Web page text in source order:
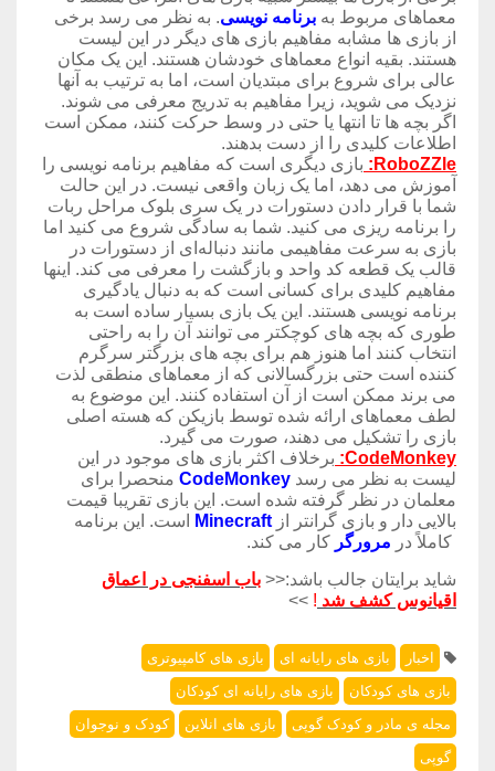
معماهای مربوط به برنامه نویسی. به نظر می رسد برخی
از بازی ها مشابه مفاهیم بازی های دیگر در این لیست
هستند. بقیه انواع معماهای خودشان هستند. این یک مکان
عالی برای شروع برای مبتدیان است، اما به ترتیب به آنها
نزدیک می شوید، زیرا مفاهیم به تدریج معرفی می شوند.
اگر بچه ها تا انتها یا حتی در وسط حرکت کنند، ممکن است
اطلاعات کلیدی را از دست بدهند.
RoboZZle:
بازی دیگری است که مفاهیم برنامه نویسی را
آموزش می دهد، اما یک زبان واقعی نیست. در این حالت
شما با قرار دادن دستورات در یک سری بلوک مراحل ربات
را برنامه ریزی می کنید. شما به سادگی شروع می کنید اما
بازی به سرعت مفاهیمی مانند دنباله‌ای از دستورات در
قالب یک قطعه کد واحد و بازگشت را معرفی می کند. اینها
مفاهیم کلیدی برای کسانی است که به دنبال یادگیری
برنامه نویسی هستند. این یک بازی بسیار ساده است به
طوری که بچه های کوچکتر می توانند آن را به راحتی
انتخاب کنند اما هنوز هم برای بچه های بزرگتر سرگرم
کننده است حتی بزرگسالانی که از معماهای منطقی لذت
می برند ممکن است از آن استفاده کنند. این موضوع به
لطف معماهای ارائه شده توسط بازیکن که هسته اصلی
بازی را تشکیل می دهند، صورت می گیرد.
CodeMonkey: برخلاف اکثر بازی های موجود در این
لیست به نظر می رسد CodeMonkey منحصرا برای
معلمان در نظر گرفته شده است. این بازی تقریبا قیمت
بالایی دار و بازی گرانتر از Minecraft
است. این برنامه
کاملاً در مرورگر کار می کند.
شاید برایتان جالب باشد:<< باب اسفنجی در اعماق
اقیانوس کشف شد !
>>
اخبار بازی های رایانه ای
بازی های کامپیوتری
بازی های کودکان
بازی های رایانه ای کودکان
مجله ی مادر و کودک گوپی
بازی های انلاین
کودک و نوجوان
گوپی